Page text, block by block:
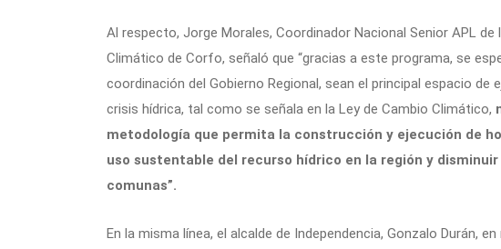
Al respecto, Jorge Morales, Coordinador Nacional Senior APL
Climático de Corfo, señaló que “gracias a este programa, se
coordinación del Gobierno Regional, sean el principal espacio
crisis hídrica, tal como se señala en la Ley de Cambio Climático,
metodología que permita la construcción y ejecución de
uso sustentable del recurso hídrico en la región y
comunas”.
En la misma línea, el alcalde de Independencia, Gonzalo Durán,